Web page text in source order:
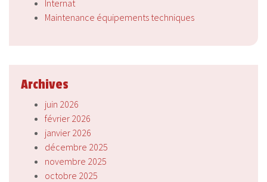
Internat
Maintenance équipements techniques
Archives
juin 2026
février 2026
janvier 2026
décembre 2025
novembre 2025
octobre 2025